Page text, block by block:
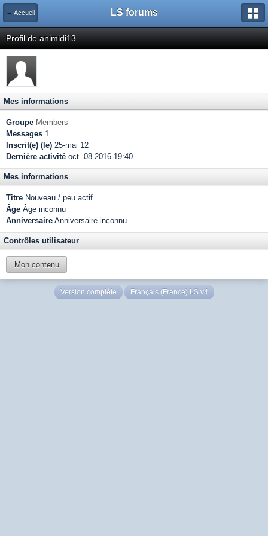
← Accueil LS forums
Profil de animidi13
Mes informations
Groupe Members
Messages 1
Inscrit(e) (le) 25-mai 12
Dernière activité oct. 08 2016 19:40
Mes informations
Titre Nouveau / peu actif
Âge Âge inconnu
Anniversaire Anniversaire inconnu
Contrôles utilisateur
Mon contenu
Version complète Français (France) LS v4